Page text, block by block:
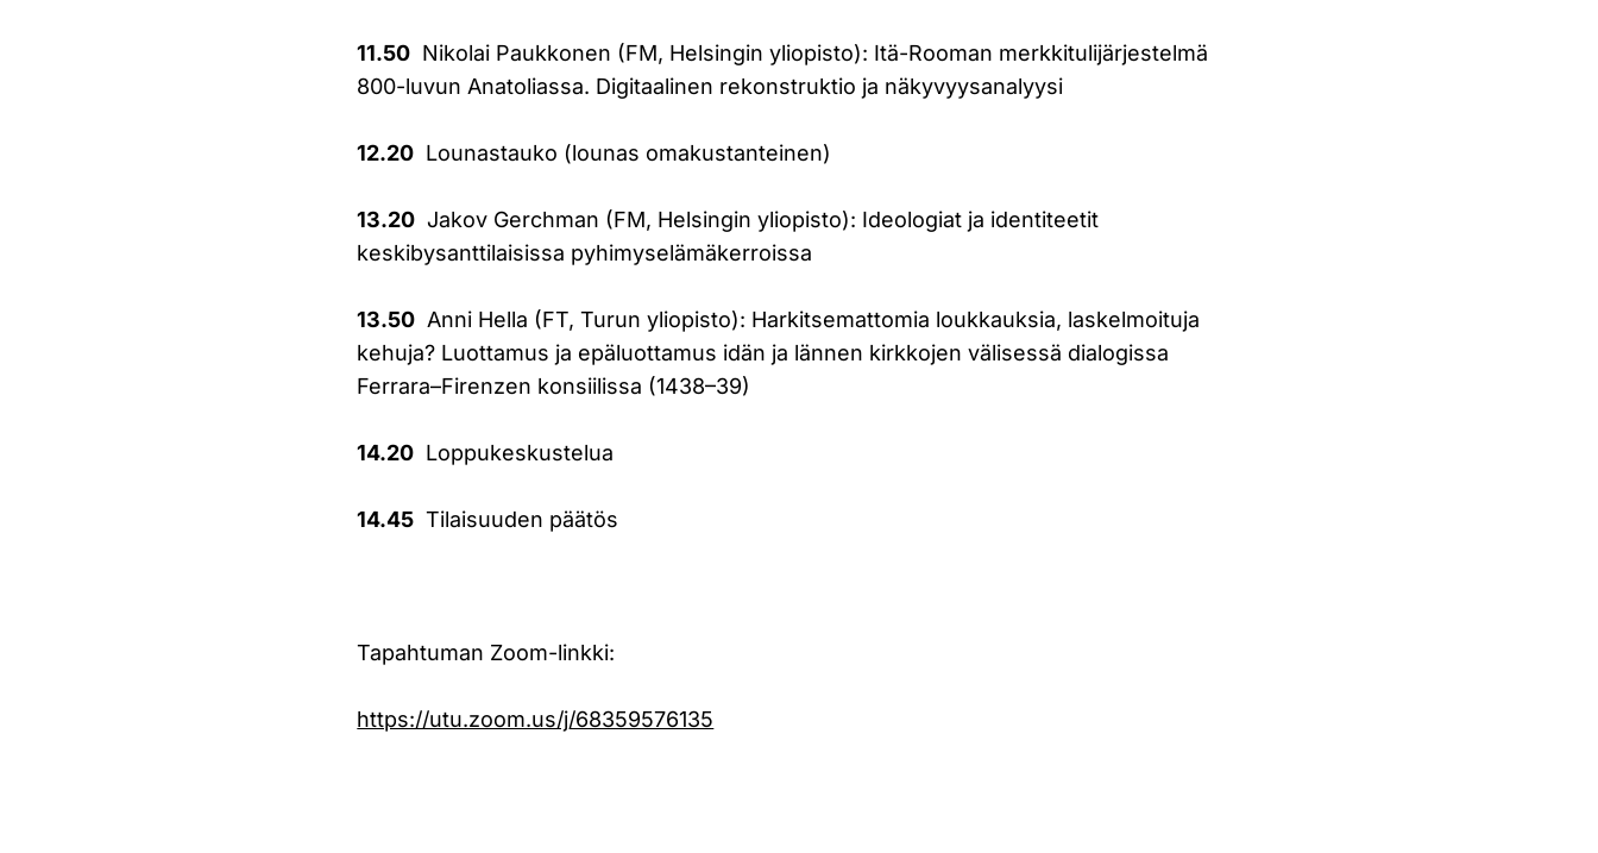
11.50 Nikolai Paukkonen (FM, Helsingin yliopisto): Itä-Rooman merkkitulijärjestelmä
800-luvun Anatoliassa. Digitaalinen rekonstruktio ja näkyvyysanalyysi
12.20 Lounastauko (lounas omakustanteinen)
13.20 Jakov Gerchman (FM, Helsingin yliopisto): Ideologiat ja identiteetit
keskibysanttilaisissa pyhimyselämäkerroissa
13.50 Anni Hella (FT, Turun yliopisto): Harkitsemattomia loukkauksia, laskelmoituja
kehuja? Luottamus ja epäluottamus idän ja lännen kirkkojen välisessä dialogissa
Ferrara–Firenzen konsiilissa (1438–39)
14.20 Loppukeskustelua
14.45 Tilaisuuden päätös
Tapahtuman Zoom-linkki:
https://utu.zoom.us/j/68359576135